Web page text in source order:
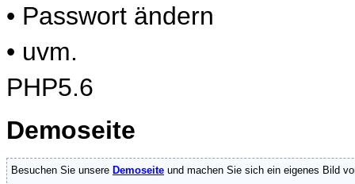
• Passwort ändern
• uvm.
PHP5.6
Demoseite
Besuchen Sie unsere Demoseite und machen Sie sich ein eigenes Bild